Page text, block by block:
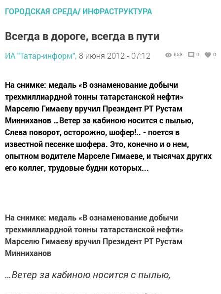
ГОРОДСКАЯ СРЕДА/ ИНФРАСТРУКТУРА
Всегда в дороге, всегда в пути
ИА "Татар-информ", 8 июня 2012 - 07:12 653 0 0
На снимке: медаль «В ознаменование добычи
трехмиллиардной тонны татарстанской нефти»
Марселю Гимаеву вручил Президент РТ Рустам
Минниханов …Ветер за кабиною носится с пылью,
Слева поворот, осторожно, шофер!.. - поется в
известной песенке шофера. Это, конечно и о нем,
опытном водителе Марселе Гимаеве, и тысячах других
его коллег, трудовые будни которых...
На снимке: медаль «В ознаменование добычи
трехмиллиардной тонны татарстанской нефти»
Марселю Гимаеву вручил Президент РТ Рустам
Минниханов
…Ветер за кабиною носится с пылью,